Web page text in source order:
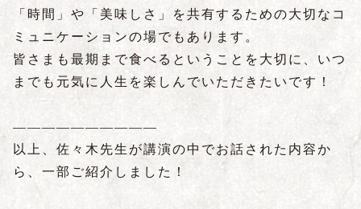
「時間」や「美味しさ」を共有するための大切なコ
ミュニケーションの場でもあります。
皆さまも最期まで食べるということを大切に、いつ
までも元気に人生を楽しんでいただきたいです！
――――――――――
以上、佐々木先生が講演の中でお話された内容か
ら、一部ご紹介しました！